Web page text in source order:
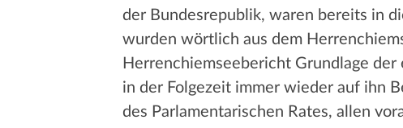
der Bundesrepublik, waren bereits in
wurden wörtlich aus dem
Herrenchiemseebericht Grundlage
in der Folgezeit immer wieder auf ihn
des Parlamentarischen Rates, allen